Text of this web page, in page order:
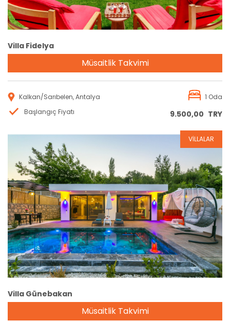
Villa Fidelya
Müsaitlik Takvimi
Kalkan/Sarıbelen, Antalya
1 Oda
Başlangıç Fiyatı
9.500,00 TRY
Rezervasyon
VİLLALAR
Villa Günebakan
Müsaitlik Takvimi